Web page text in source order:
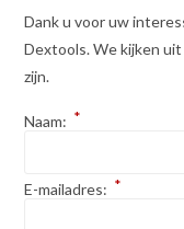
Dank u voor uw
Dextools. We kijken
zijn.
Naam: *
E-mailadres: *